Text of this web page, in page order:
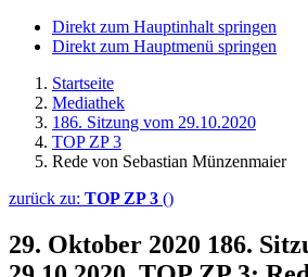
Direkt zum Hauptinhalt springen
Direkt zum Hauptmenü springen
Startseite
Mediathek
186. Sitzung vom 29.10.2020
TOP ZP 3
Rede von Sebastian Münzenmaier
zurück zu: TOP ZP 3 ()
29. Oktober 2020 186.